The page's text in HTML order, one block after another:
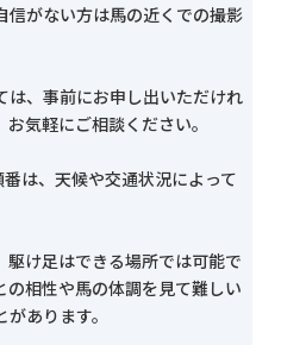
信がない方は馬の近くでの撮影
、事前にお申し出いただけれ
気軽にご相談ください。
は、天候や交通状況によって
け足はできる場所では可能で
相性や馬の体調を見て難しい
あります。